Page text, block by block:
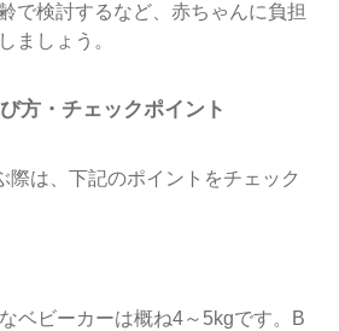
で検討するなど、赤ちゃんに負担
ましょう。
方・チェックポイント
際は、下記のポイントをチェック
ベビーカーは概ね4～5kgです。B